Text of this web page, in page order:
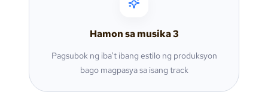
Hamon sa musika3
Pagsubok ng iba't ibang estilo ng produksyon
bago magpasya sa isang track